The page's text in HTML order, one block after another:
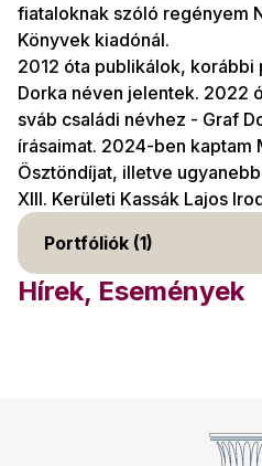
fiataloknak szóló regényem
Könyvek kiadónál.
2012 óta publikálok, korábbi
Dorka néven jelentek. 2022
sváb családi névhez - Graf
írásaimat. 2024-ben kaptam
Ösztöndíjat, illetve
XIII. Kerületi Kassák Lajos
Portfóliók (1)
Hírek, Események